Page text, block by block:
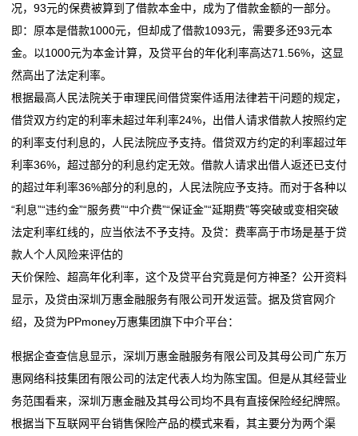
况，93元的保费被算到了借款本金中，成为了借款金额的一部分。
即：原本是借款1000元，但却成了借款1093元，需要多还93元本
金。以1000元为本金计算，及贷平台的年化利率高达71.56%，这显
然高出了法定利率。
根据最高人民法院关于审理民间借贷案件适用法律若干问题的规定，
借贷双方约定的利率未超过年利率24%，出借人请求借款人按照约定
的利率支付利息的，人民法院应予支持。借贷双方约定的利率超过年
利率36%，超过部分的利息约定无效。借款人请求出借人返还已支付
的超过年利率36%部分的利息的，人民法院应予支持。而对于各种以
“利息”“违约金”“服务费”“中介费”“保证金”“延期费”等突破或变相突破
法定利率红线的，应当依法不予支持。及贷：费率高于市场是基于贷
款人个人风险来评估的
天价保险、超高年化利率，这个及贷平台究竟是何方神圣？公开资料
显示，及贷由深圳万惠金融服务有限公司开发运营。据及贷官网介
绍，及贷为PPmoney万惠集团旗下中介平台：
根据企查查信息显示，深圳万惠金融服务有限公司及其母公司广东万
惠网络科技集团有限公司的法定代表人均为陈宝国。但是从其经营业
务范围看来，深圳万惠金融及其母公司均不具有直接保险经纪牌照。
根据当下互联网平台销售保险产品的模式来看，其主要分为两个渠